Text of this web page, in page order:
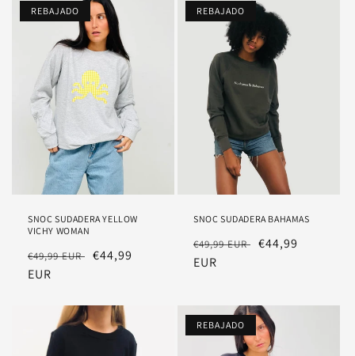
REBAJADO
SNOC SUDADERA YELLOW
VICHY WOMAN
Precio
habitual
€49,99 EUR Precio
€44,99
EUR
REBAJADO
SNOC SUDADERA BAHAMAS
Precio
habitual
€49,99 EUR Precio
€44,99
EUR
REBAJADO